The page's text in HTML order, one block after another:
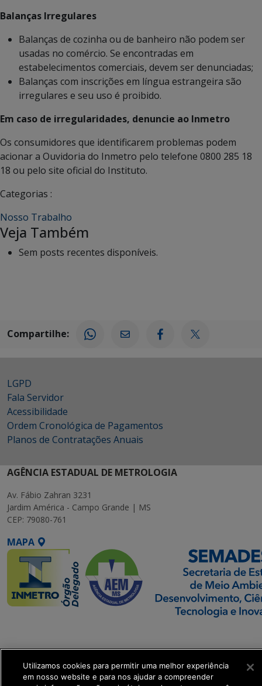
Balanças Irregulares
Balanças de cozinha ou de banheiro não podem ser
usadas no comércio. Se encontradas em
estabelecimentos comerciais, devem ser denunciadas;
Balanças com inscrições em língua estrangeira são
irregulares e seu uso é proibido.
Em caso de irregularidades, denuncie ao Inmetro
Os consumidores que identificarem problemas podem
acionar a Ouvidoria do Inmetro pelo telefone 0800 285 18
18 ou pelo site oficial do Instituto.
Categorias :
Nosso Trabalho
Veja Também
Sem posts recentes disponíveis.
Compartilhe:
LGPD
Fala Servidor
Acessibilidade
Ordem Cronológica de Pagamentos
Planos de Contratações Anuais
AGÊNCIA ESTADUAL DE METROLOGIA
Av. Fábio Zahran 3231
Jardim América - Campo Grande | MS
CEP: 79080-761
MAPA
Executiva de
Transformação Digital
Utilizamos cookies para permitir uma melhor experiência
em nosso website e para nos ajudar a compreender